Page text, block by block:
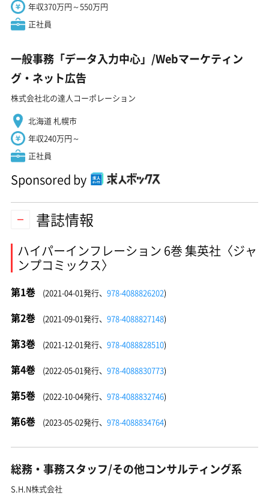
年収370万円～550万円
正社員
一般事務「データ入力中心」/Webマーケティン
グ・ネット広告
株式会社北の達人コーポレーション
北海道 札幌市
年収240万円～
正社員
Sponsored by
書誌情報
ハイパーインフレーション 6巻 集英社〈ジャ
ンプコミックス〉
第1巻 (2021-04-01発行、 978-4088826202)
第2巻 (2021-09-01発行、 978-4088827148)
第3巻 (2021-12-01発行、 978-4088828510)
第4巻 (2022-05-01発行、 978-4088830773)
第5巻 (2022-10-04発行、 978-4088832746)
第6巻 (2023-05-02発行、 978-4088834764)
総務・事務スタッフ/その他コンサルティング系
S.H.N株式会社